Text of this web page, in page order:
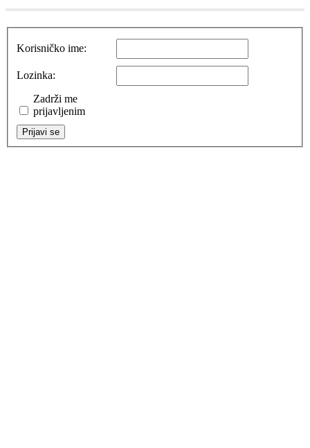
Korisničko ime:
Lozinka:
Zadrži me
prijavljenim
Prijavi se